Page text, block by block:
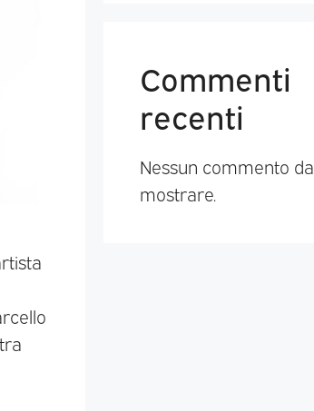
Commenti
recenti
Nessun commento da
mostrare.